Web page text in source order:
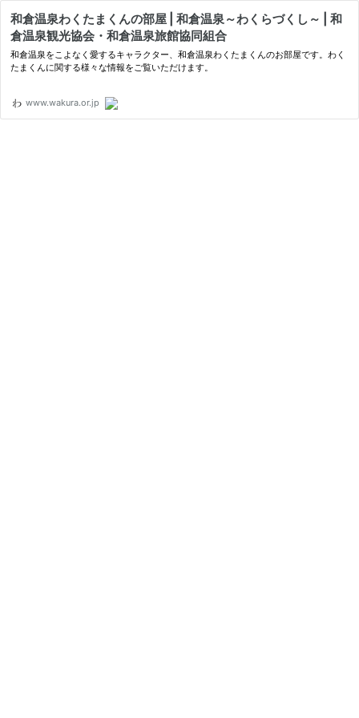
和倉温泉わくたまくんの部屋 | 和倉温泉～わくらづくし～ | 和
倉温泉観光協会・和倉温泉旅館協同組合
和倉温泉をこよなく愛するキャラクター、和倉温泉わくたまくんのお部屋です。わく
たまくんに関する様々な情報をご覧いただけます。
www.wakura.or.jp